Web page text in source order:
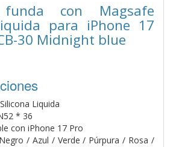
con Magsafe
para iPhone 17
30 Midnight blue
Liquida
* 36
con iPhone 17 Pro
/ Azul / Verde / Púrpura / Rosa /